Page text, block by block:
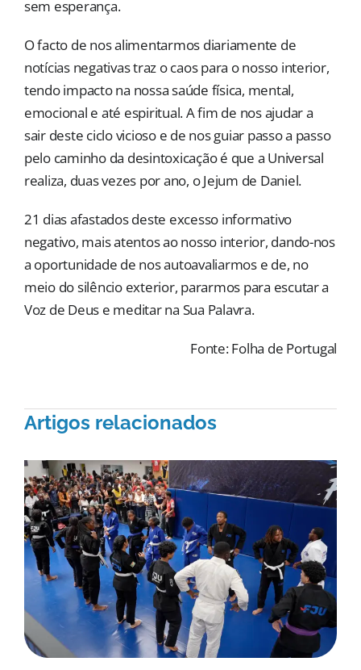
sem esperança.
O facto de nos alimentarmos diariamente de
notícias negativas traz o caos para o nosso interior,
tendo impacto na nossa saúde física, mental,
emocional e até espiritual. A fim de nos ajudar a
sair deste ciclo vicioso e de nos guiar passo a passo
pelo caminho da desintoxicação é que a Universal
realiza, duas vezes por ano, o Jejum de Daniel.
21 dias afastados deste excesso informativo
negativo, mais atentos ao nosso interior, dando-nos
a oportunidade de nos autoavaliarmos e de, no
meio do silêncio exterior, pararmos para escutar a
Voz de Deus e meditar na Sua Palavra.
Fonte: Folha de Portugal
Artigos relacionados